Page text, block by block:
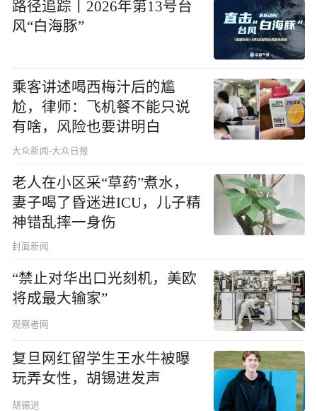
路径追踪丨2026年第13号台
风“白海豚”
乘客讲述喝西梅汁后的尴
尬，律师：飞机餐不能只说
有啥，风险也要讲明白
大众新闻-大众日报
老人在小区采“草药”煮水，
妻子喝了昏迷进ICU，儿子精
神错乱摔一身伤
封面新闻
“禁止对华出口光刻机，美欧
将成最大输家”
观察者网
复旦网红留学生王水牛被曝
玩弄女性，胡锡进发声
胡锡进